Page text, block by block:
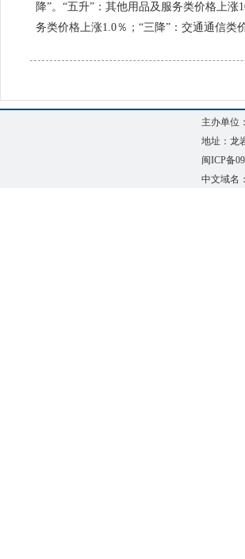
降”。“五升”：其他用品及服务类价格上
务类价格上涨1.0％；“三降”：交通通信